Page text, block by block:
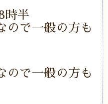
時半
ので一般の方も
ので一般の方も